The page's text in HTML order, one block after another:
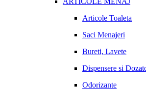
Articole Toaleta
Saci Menajeri
Bureti, Lavete
Dispensere si
Odorizante